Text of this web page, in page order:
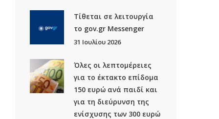
Τίθεται σε λειτουργία
το gov.gr Μessenger
31 Ιουλίου 2026
Όλες οι λεπτομέρειες
για το έκτακτο επίδομα
150 ευρώ ανά παιδί και
για τη διεύρυνση της
ενίσχυσης των 300 ευρώ